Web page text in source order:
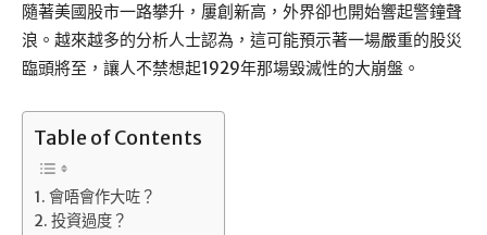
隨著美國股市一路攀升，屢創新高，外界卻也開始響起警鐘聲
浪。越來越多的分析人士認為，這可能預示著一場嚴重的股災
臨頭將至，讓人不禁想起1929年那場毀滅性的大崩盤。
Table of Contents
會唔會作大咗？
投資過度？